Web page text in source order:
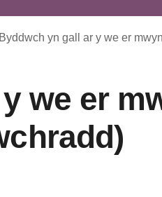
Byddwch yn gall ar y we er
we er